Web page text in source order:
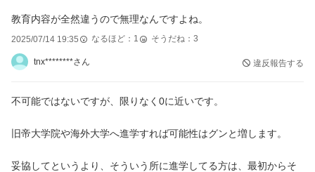
教育内容が全然違うので無理なんですよね。
2025/07/14 19:35 なるほど： 1 そうだね： 3
tnx********さん 違反報告する
不可能ではないですが、限りなく0に近いです。
旧帝大学院や海外大学へ進学すれば可能性はグンと増します。
妥協してというより、そういう所に進学してる方は、最初からそ